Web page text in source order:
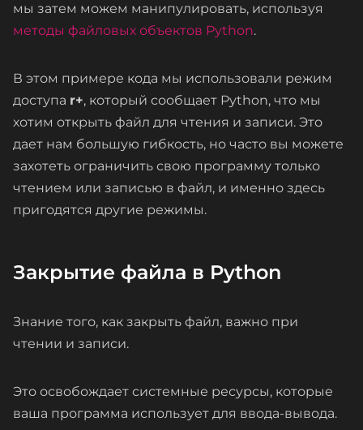
мы затем можем манипулировать, используя
методы файловых объектов Python.
В этом примере кода мы использовали режим
доступа r+, который сообщает Python, что мы
хотим открыть файл для чтения и записи. Это
дает нам большую гибкость, но часто вы можете
захотеть ограничить свою программу только
чтением или записью в файл, и именно здесь
пригодятся другие режимы.
Закрытие файла в Python
Знание того, как закрыть файл, важно при
чтении и записи.
Это освобождает системные ресурсы, которые
ваша программа использует для ввода-вывода.